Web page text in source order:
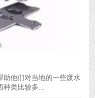
助他们对当地的一些废水
类比较多...